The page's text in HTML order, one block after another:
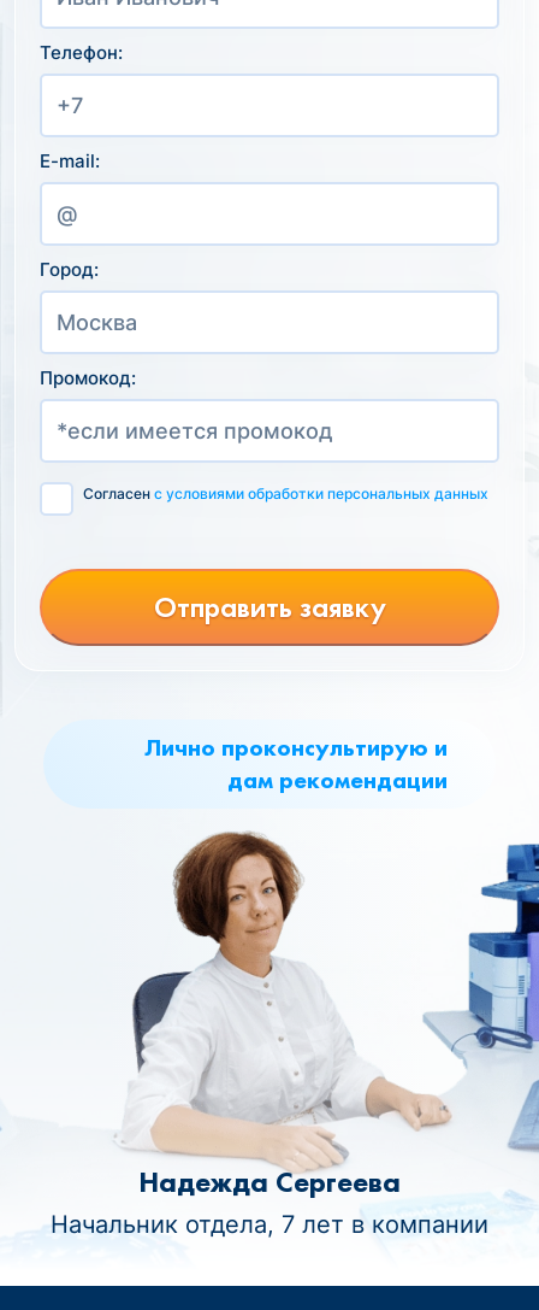
Лично проконсультирую и
дам рекомендации
Надежда Сергеева
Начальник отдела, 7 лет в компании
Телефон:
E-mail:
Город:
Промокод:
Согласен с условиями обработки персональных данных
Отправить заявку